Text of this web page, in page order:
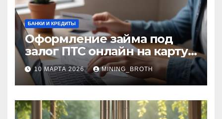
БАНКИ И КРЕДИТЫ
Оформление займа под
залог ПТС онлайн на карту
без визита в офис: порядок,
требования и документы
10 МАРТА 2026 MINING_BROTH